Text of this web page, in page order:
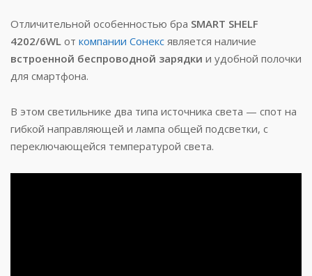
Отличительной особенностью бра SMART SHELF
4202/6WL от компании Сонекс является наличие
встроенной беспроводной зарядки и удобной полочки
для смартфона.
В этом светильнике два типа источника света — спот на
гибкой направляющей и лампа общей подсветки, с
переключающейся температурой света.